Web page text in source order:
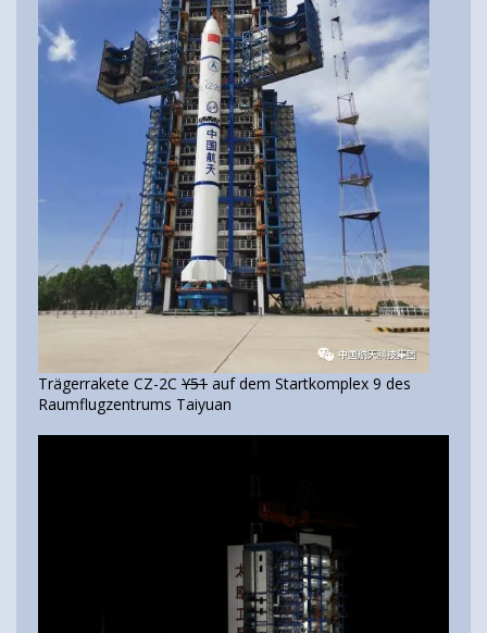
Trägerrakete CZ-2C Y51 auf dem Startkomplex 9 des
Raumflugzentrums Taiyuan